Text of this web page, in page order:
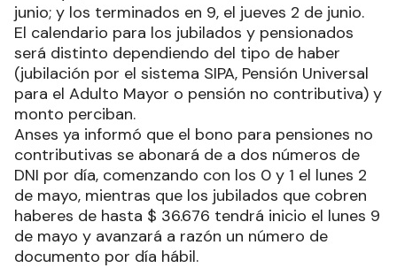
junio; y los terminados en 9, el jueves 2 de junio.
El calendario para los jubilados y pensionados
será distinto dependiendo del tipo de haber
(jubilación por el sistema SIPA, Pensión Universal
para el Adulto Mayor o pensión no contributiva) y
monto perciban.
Anses ya informó que el bono para pensiones no
contributivas se abonará de a dos números de
DNI por día, comenzando con los 0 y 1 el lunes 2
de mayo, mientras que los jubilados que cobren
haberes de hasta $ 36.676 tendrá inicio el lunes 9
de mayo y avanzará a razón un número de
documento por día hábil.